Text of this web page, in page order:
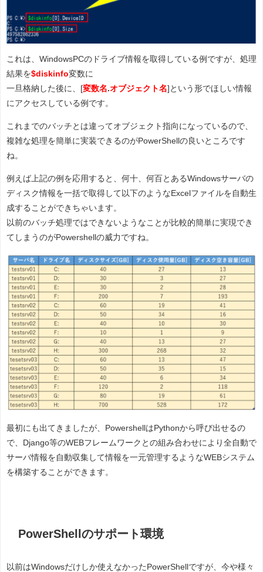
これは、WindowsPCのドライブ情報を取得している例ですが、処理
結果を$diskinfo変数に
一旦格納した後に、[変数名.オブジェクト名]という形でほしい情報
にアクセスしている例です。
これまでのバッチとは違ってオブジェクト指向になっているので、
複雑な処理を簡単に実装できるのがPowerShellの良いところです
ね。
例えば上記の例を応用すると、何十、何百とあるWindowsサーバの
ディスク情報を一括で取得して以下のようなExcelファイルを自動生
成することができちゃいます。
以前のバッチ処理ではできないようなことが比較的簡単に実現でき
てしまうのがPowershellの威力ですね。
最初にも出てきましたが、PowershellはPythonから呼び出せるの
で、Django等のWEBフレームワークとの組み合わせにより全自動で
サーバ情報を自動収集して情報を一元管理するようなWEBシステム
を構築することができます。
PowerShellのサポート環境
以前はWindowsだけしか使えなかったPowerShellですが、今や様々